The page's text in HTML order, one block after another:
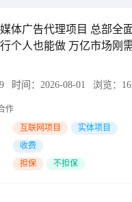
体广告代理项目 总部全
个人也能做 万亿市场刚
时间： 2026-08-01 浏览：
作
互联网项目 实体项目
收费
担保 不担保